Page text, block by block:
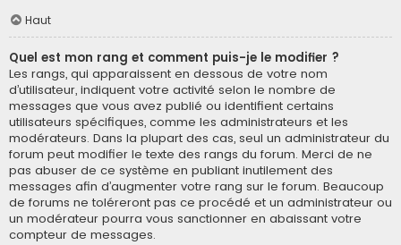
Haut
Quel est mon rang et comment puis-je le modifier ?
Les rangs, qui apparaissent en dessous de votre nom
d’utilisateur, indiquent votre activité selon le nombre de
messages que vous avez publié ou identifient certains
utilisateurs spécifiques, comme les administrateurs et les
modérateurs. Dans la plupart des cas, seul un administrateur du
forum peut modifier le texte des rangs du forum. Merci de ne
pas abuser de ce système en publiant inutilement des
messages afin d’augmenter votre rang sur le forum. Beaucoup
de forums ne toléreront pas ce procédé et un administrateur ou
un modérateur pourra vous sanctionner en abaissant votre
compteur de messages.